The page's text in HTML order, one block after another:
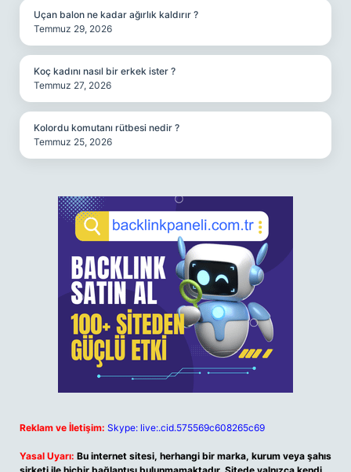
Uçan balon ne kadar ağırlık kaldırır ?
Temmuz 29, 2026
Koç kadını nasıl bir erkek ister ?
Temmuz 27, 2026
Kolordu komutanı rütbesi nedir ?
Temmuz 25, 2026
Reklam ve İletişim: Skype: live:.cid.575569c608265c69
Yasal Uyarı: Bu internet sitesi, herhangi bir marka, kurum veya şahıs